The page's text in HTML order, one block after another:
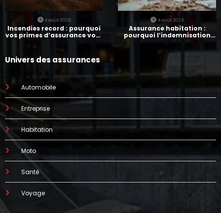
4 août 2026
Incendies record : pourquoi
vos primes d’assurance vont
4 août 2026
Assurance habitation :
pourquoi l’indemnisation
prend parfois 7 mois
Univers des assurances
Automobile
Entreprise
Habitation
Moto
Santé
Voyage